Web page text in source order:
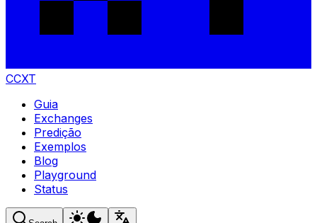
CCXT
Guia
Exchanges
Predição
Exemplos
Blog
Playground
Status